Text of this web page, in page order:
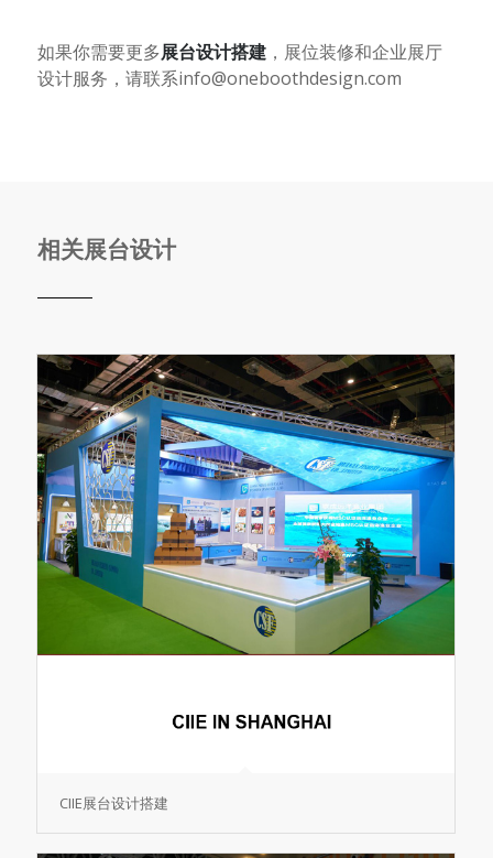
如果你需要更多展台设计搭建，展位装修和企业展厅
设计服务，请联系info@oneboothdesign.com
相关展台设计
CIIE展台设计搭建